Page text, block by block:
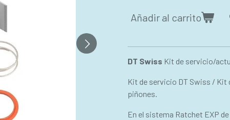
Añadir al carrito
DT Swiss Kit de servicio/
Kit de servicio DT Swiss /
piñones.
En el sistema Ratchet EXP